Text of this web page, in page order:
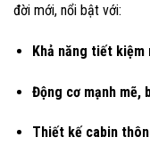
đời mới, nổi bật với:
Khả năng tiết
Động cơ mạnh mẽ,
Thiết kế cabin